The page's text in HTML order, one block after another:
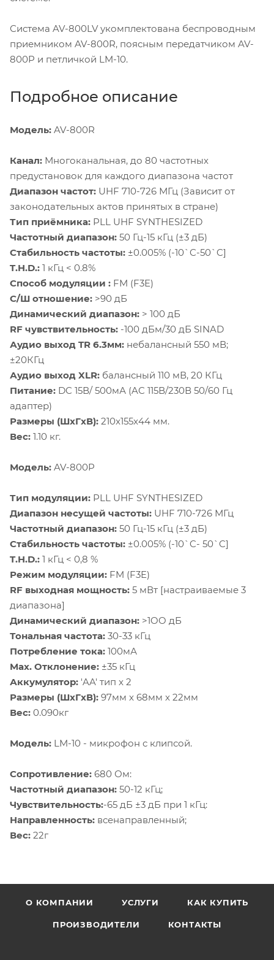
Система AV-800LV укомплектована беспроводным
приемником AV-800R, поясным передатчиком AV-
800P и петличкой LM-10.
Подробное описание
Модель: AV-800R
Канал: Многоканальная, до 80 частотных
предустановок для каждого диапазона частот
Диапазон частот: UHF 710-726 МГц (Зависит от
законодательных актов принятых в стране)
Тип приёмника: PLL UHF SYNTHESIZED
Частотный диапазон: 50 Гц-15 кГц (±3 дБ)
Стабильность частоты: ±0.005% (-10`C-50`C]
T.H.D.: 1 кГц < 0.8%
Способ модуляции : FM (F3E)
С/Ш отношение: >90 дБ
Динамический диапазон: > 100 дБ
RF чувствительность: -100 дБм/30 дБ SINAD
Аудио выход TR 6.3мм: небалансный 550 мВ;
±20КГц
Аудио выход XLR: балансный 110 мВ, 20 КГц
Питание: DC 15В/ 500мА (AC 115В/230В 50/60 Гц
адаптер)
Размеры (ШxГxВ): 210x155x44 мм.
Вес: 1.10 кг.
Модель: AV-800P
Тип модуляции: PLL UHF SYNTHESIZED
Диапазон несущей частоты: UHF 710-726 МГц
Частотный диапазон: 50 Гц-15 кГц (±3 дБ)
Стабильность частоты: ±0.005% (-10`C- 50`C]
T.H.D.: 1 кГц < 0,8 %
Режим модуляции: FM (F3E)
RF выходная мощность: 5 мВт [настраиваемые 3
диапазона]
Динамический диапазон: >1OO дБ
Тональная частота: 30-33 кГц
Потребление тока: 100мА
Max. Отклонение: ±35 кГц
Аккумулятор: 'AA' тип x 2
Размеры (ШхГxВ): 97мм x 68мм x 22мм
Вес: 0.090кг
Модель: LM-10 - микрофон с клипсой.
Сопротивление: 680 Ом:
Частотный диапазон: 50-12 кГц;
Чувствительность:-65 дБ ±3 дБ при 1 кГц:
Направленность: всенаправленный;
Вес: 22г
О КОМПАНИИ УСЛУГИ КАК КУПИТЬ
ПРОИЗВОДИТЕЛИ КОНТАКТЫ